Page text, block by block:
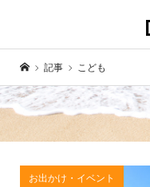
記事 こども
お出かけ・イベント